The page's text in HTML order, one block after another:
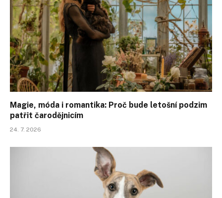
Magie, móda i romantika: Proč bude letošní podzim
patřit čarodějnicím
24. 7. 2026